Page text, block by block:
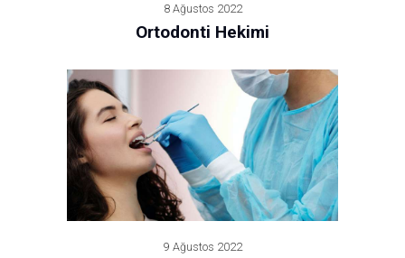
8 Ağustos 2022
Ortodonti Hekimi
9 Ağustos 2022